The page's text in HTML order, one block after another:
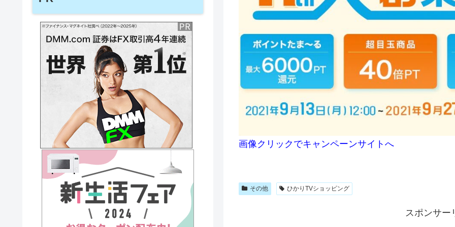
画像クリックでキャンペーンサイトへ
その他 ひかりTVショッピング
スポンサー